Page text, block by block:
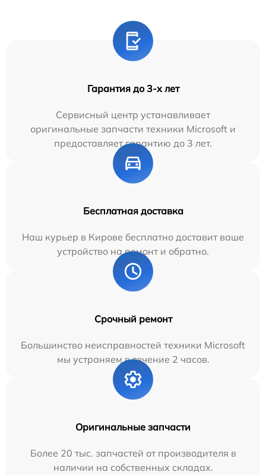
Гарантия до 3-х лет
Сервисный центр устанавливает
оригинальные запчасти техники Microsoft и
предоставляет гарантию до 3 лет.
Бесплатная доставка
Наш курьер в Кирове бесплатно доставит ваше
устройство на ремонт и обратно.
Срочный ремонт
Большинство неисправностей техники Microsoft
мы устраняем в течение 2 часов.
Оригинальные запчасти
Более 20 тыс. запчастей от производителя в
наличии на собственных складах.